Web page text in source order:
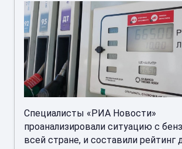
Специалисты «РИА Новости»
проанализировали ситуацию с
всей стране, и составили рейтинг